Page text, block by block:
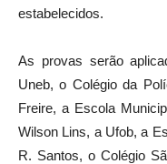
estabelecidos.
As provas serão
Uneb, o Colégio da
Freire, a Escola
Wilson Lins, a Ufob, a
R. Santos, o Colégio